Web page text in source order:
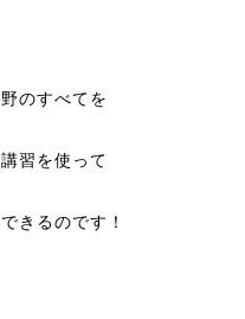
のすべてを
習を使って
きるのです！